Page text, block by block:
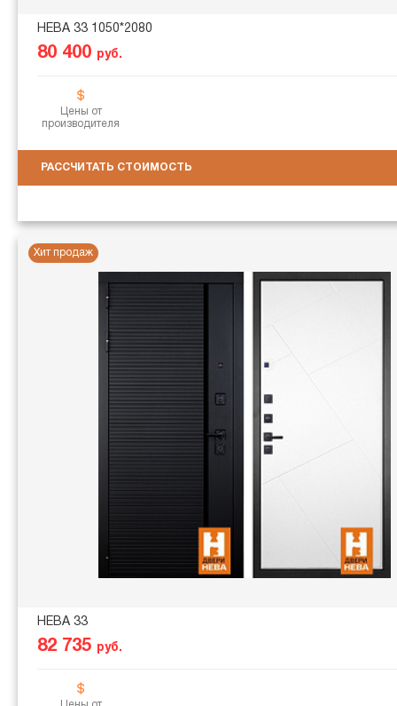
НЕВА 33 1050*2080
80 400 руб.
Цены от
производителя
РАССЧИТАТЬ СТОИМОСТЬ
Хит продаж
НЕВА 33
82 735 руб.